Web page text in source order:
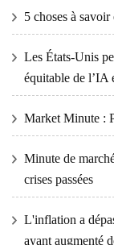
5 choses à
Les États-Unis
équitable de l’IA
Market Minute :
Minute de
crises passées
L'inflation a
ayant augmenté